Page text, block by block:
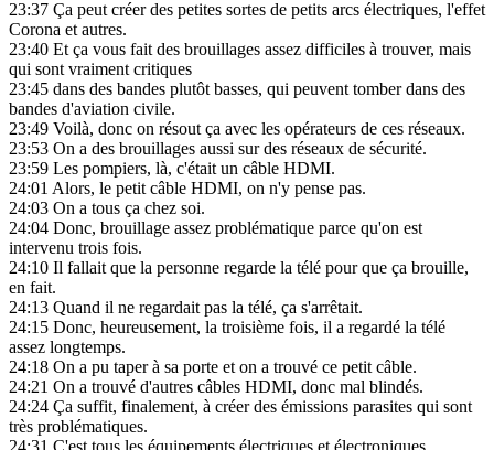
23:37 Ça peut créer des petites sortes de petits arcs électriques, l'effet
Corona et autres.
23:40 Et ça vous fait des brouillages assez difficiles à trouver, mais
qui sont vraiment critiques
23:45 dans des bandes plutôt basses, qui peuvent tomber dans des
bandes d'aviation civile.
23:49 Voilà, donc on résout ça avec les opérateurs de ces réseaux.
23:53 On a des brouillages aussi sur des réseaux de sécurité.
23:59 Les pompiers, là, c'était un câble HDMI.
24:01 Alors, le petit câble HDMI, on n'y pense pas.
24:03 On a tous ça chez soi.
24:04 Donc, brouillage assez problématique parce qu'on est
intervenu trois fois.
24:10 Il fallait que la personne regarde la télé pour que ça brouille,
en fait.
24:13 Quand il ne regardait pas la télé, ça s'arrêtait.
24:15 Donc, heureusement, la troisième fois, il a regardé la télé
assez longtemps.
24:18 On a pu taper à sa porte et on a trouvé ce petit câble.
24:21 On a trouvé d'autres câbles HDMI, donc mal blindés.
24:24 Ça suffit, finalement, à créer des émissions parasites qui sont
très problématiques.